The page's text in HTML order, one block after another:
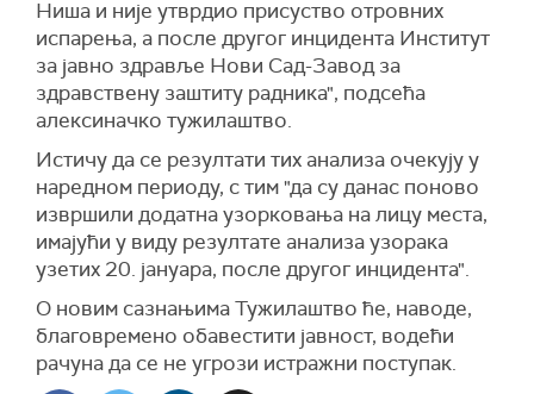
Ниша и није утврдио присуство отровних
испарења, а после другог инцидента Институт
за јавно здравље Нови Сад-Завод за
здравствену заштиту радника", подсећа
алексиначко тужилаштво.
Истичу да се резултати тих анализа очекују у
наредном периоду, с тим "да су данас поново
извршили додатна узорковања на лицу места,
имајући у виду резултате анализа узорака
узетих 20. јануара, после другог инцидента".
О новим сазнањима Тужилаштво ће, наводе,
благовремено обавестити јавност, водећи
рачуна да се не угрози истражни поступак.